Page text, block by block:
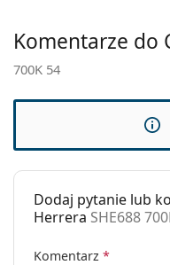
Kategoria:
Kod:
Komentarze do
700K 54
Dodaj pytanie lub
Herrera SHE688
Komentarz *